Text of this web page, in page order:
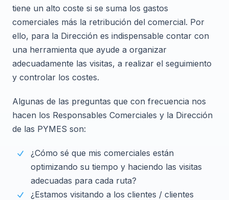
tiene un alto coste si se suma los gastos
comerciales más la retribución del comercial. Por
ello, para la Dirección es indispensable contar con
una herramienta que ayude a organizar
adecuadamente las visitas, a realizar el seguimiento
y controlar los costes.
Algunas de las preguntas que con frecuencia nos
hacen los Responsables Comerciales y la Dirección
de las PYMES son:
¿Cómo sé que mis comerciales están
optimizando su tiempo y haciendo las visitas
adecuadas para cada ruta?
¿Estamos visitando a los clientes / clientes